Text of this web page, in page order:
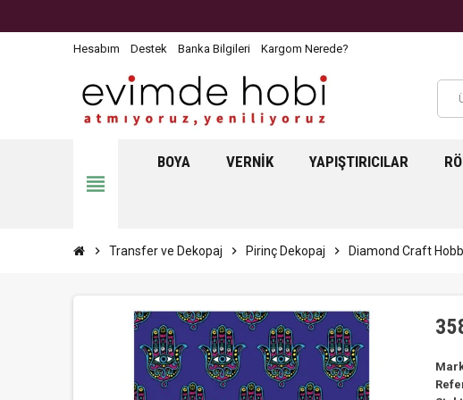
Hesabım Destek Banka Bilgileri Kargom Nerede?
view_headline
BOYA VERNIK YAPIŞTIRICILAR
chevron_right Transfer ve Dekopaj chevron_right Pirinç Dekopaj chevron_right Diamond Craft